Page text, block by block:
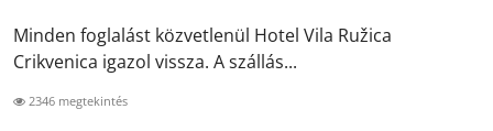
Minden foglalást közvetlenül Hotel Vila Ružica
Crikvenica igazol vissza. A szállás...
2346 megtekintés